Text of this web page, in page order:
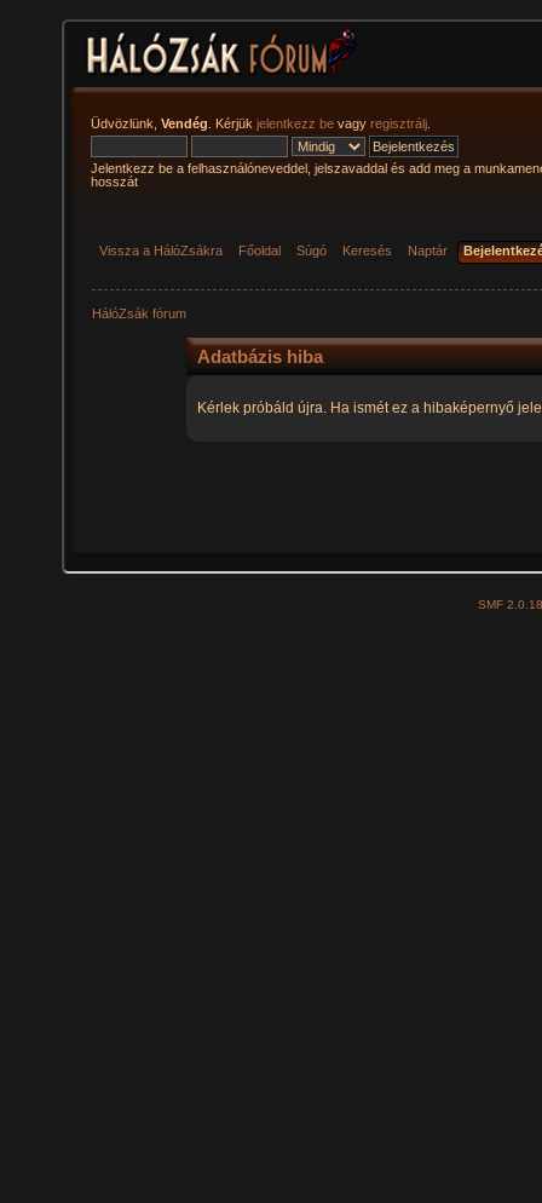
Üdvözlünk, Vendég . Kérjük jelentkezz be vagy regisztrálj
Jelentkezz be a felhasználóneveddel, jelszavaddal és add meg a
hosszát
Vissza a HálóZsákra Főoldal Súgó Keresés Naptár
HálóZsák fórum
Adatbázis hiba
Kérlek próbáld újra. Ha ismét ez a hibaképernyő
SMF 2.0.18